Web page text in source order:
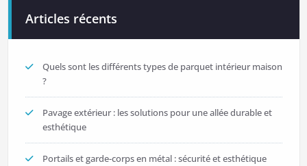
Articles récents
Quels sont les différents types de parquet intérieur maison
?
Pavage extérieur : les solutions pour une allée durable et
esthétique
Portails et garde-corps en métal : sécurité et esthétique